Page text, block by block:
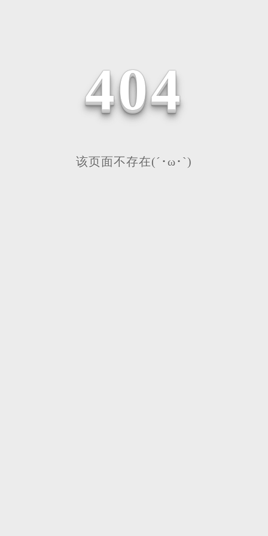
404
该页面不存在(´･ω･`)